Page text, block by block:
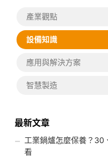
產業觀點
設備知識
應用與解決方案
智慧製造
最新文章
工業鍋爐怎麼保養？30
看